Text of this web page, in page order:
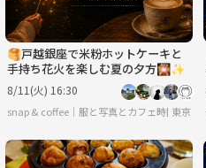
🥞戸越銀座で米粉ホットケーキと
手持ち花火を楽しむ夏の夕方🎇✨
8/11(火) 16:30
snap & coffee｜服と写真とカフェ時間東京